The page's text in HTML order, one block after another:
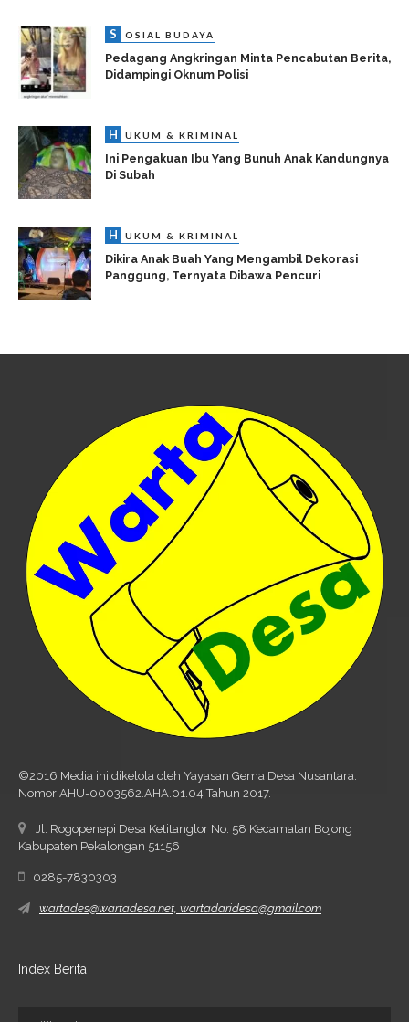
S OSIAL BUDAYA
Pedagang Angkringan Minta Pencabutan Berita,
Didampingi Oknum Polisi
H UKUM & KRIMINAL
Ini Pengakuan Ibu Yang Bunuh Anak Kandungnya
Di Subah
H UKUM & KRIMINAL
Dikira Anak Buah Yang Mengambil Dekorasi
Panggung, Ternyata Dibawa Pencuri
©2016 Media ini dikelola oleh Yayasan Gema Desa Nusantara.
Nomor AHU-0003562.AHA.01.04 Tahun 2017.
Jl. Rogopenepi Desa Ketitanglor No. 58 Kecamatan Bojong
Kabupaten Pekalongan 51156
0285-7830303
wartades@wartadesa.net, wartadaridesa@gmail.com
Index Berita